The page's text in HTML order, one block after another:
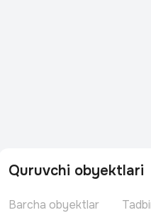
Quruvchi obyektlari
Barcha obyektlar